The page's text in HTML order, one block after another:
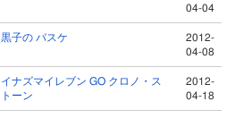
04-04
黒子の バスケ
2012-
04-08
イナズマイレブン GO クロノ・ス
トーン
2012-
04-18